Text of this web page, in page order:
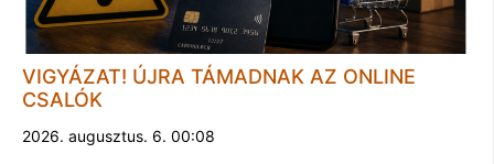
VIGYÁZAT! ÚJRA TÁMADNAK AZ ONLINE
CSALÓK
2026. augusztus. 6. 00:08